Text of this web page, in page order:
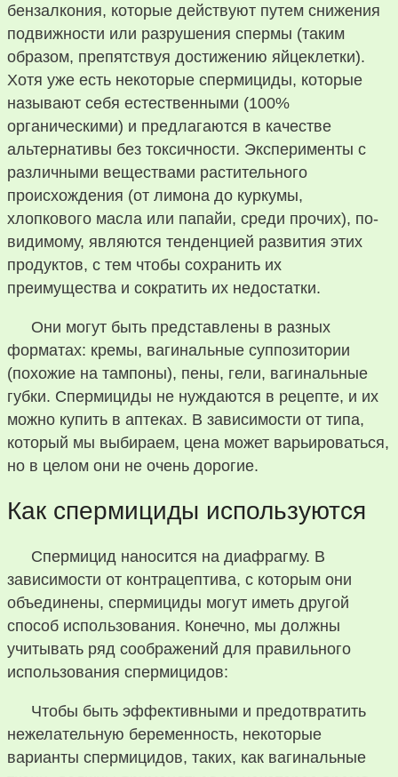
бензалкония, которые действуют путем снижения
подвижности или разрушения спермы (таким
образом, препятствуя достижению яйцеклетки).
Хотя уже есть некоторые спермициды, которые
называют себя естественными (100%
органическими) и предлагаются в качестве
альтернативы без токсичности. Эксперименты с
различными веществами растительного
происхождения (от лимона до куркумы,
хлопкового масла или папайи, среди прочих), по-
видимому, являются тенденцией развития этих
продуктов, с тем чтобы сохранить их
преимущества и сократить их недостатки.
Они могут быть представлены в разных
форматах: кремы, вагинальные суппозитории
(похожие на тампоны), пены, гели, вагинальные
губки. Спермициды не нуждаются в рецепте, и их
можно купить в аптеках. В зависимости от типа,
который мы выбираем, цена может варьироваться,
но в целом они не очень дорогие.
Как спермициды используются
Спермицид наносится на диафрагму. В
зависимости от контрацептива, с которым они
объединены, спермициды могут иметь другой
способ использования. Конечно, мы должны
учитывать ряд соображений для правильного
использования спермицидов:
Чтобы быть эффективными и предотвратить
нежелательную беременность, некоторые
варианты спермицидов, таких, как вагинальные